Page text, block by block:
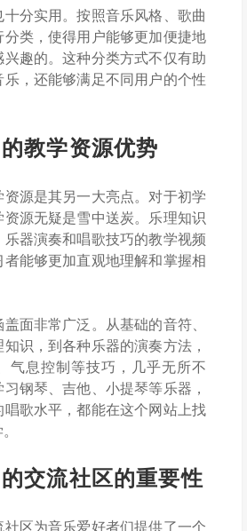
分实用。按照音乐风格、歌曲
类，使得用户能够更加便捷地
趣的。这种分类方式不仅有助
，还能够满足不同用户的个性
教学资源优势
源是其另一大亮点。对于初学
源无疑是雪中送炭。乐理知识
器演奏和唱歌技巧的教学视频
能够更加直观地理解和掌握相
面非常广泛。从基础的音符、
识，到各种乐器的演奏方法，
气息控制等技巧，几乎无所不
钢琴、吉他、小提琴等乐器，
歌水平，都能在这个网站上找
交流社区的重要性
区为音乐爱好者们提供了一个